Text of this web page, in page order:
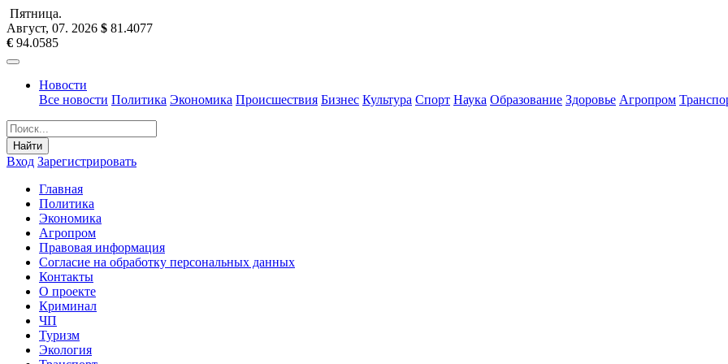
Пятница.
Август, 07. 2026 $ 81.4077
€ 94.0585
Новости
Все новости Политика Экономика Происшествия Бизнес Культура Спорт Наука Образование Здоровье Агропром
Найти
Вход Зарегистрировать
Главная
Политика
Экономика
Агропром
Правовая информация
Согласие на обработку персональных данных
Контакты
О проекте
Криминал
ЧП
Туризм
Экология